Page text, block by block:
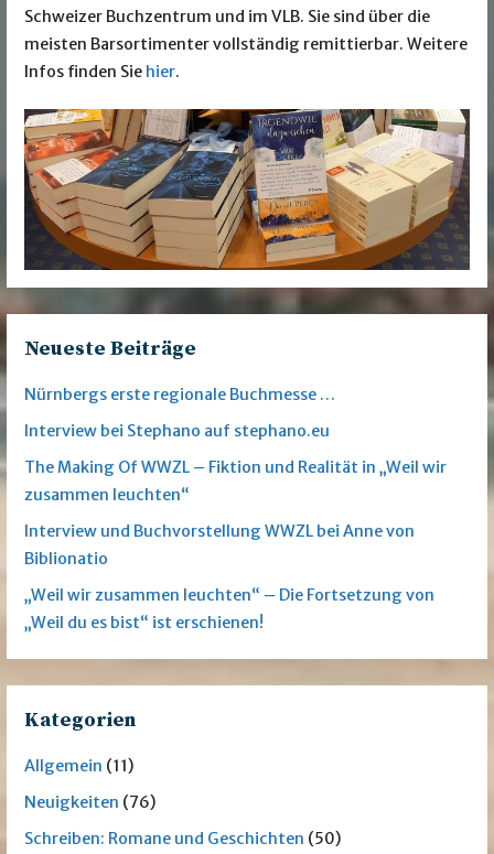
Schweizer Buchzentrum und im VLB. Sie sind über die
meisten Barsortimenter vollständig remittierbar. Weitere
Infos finden Sie hier.
Neueste Beiträge
Nürnbergs erste regionale Buchmesse …
Interview bei Stephano auf stephano.eu
The Making Of WWZL – Fiktion und Realität in „Weil wir
zusammen leuchten“
Interview und Buchvorstellung WWZL bei Anne von
Biblionatio
„Weil wir zusammen leuchten“ – Die Fortsetzung von
„Weil du es bist“ ist erschienen!
Kategorien
Allgemein (11)
Neuigkeiten (76)
Schreiben: Romane und Geschichten (50)